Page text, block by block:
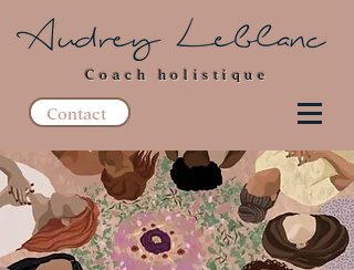
Coach holistique
Contact